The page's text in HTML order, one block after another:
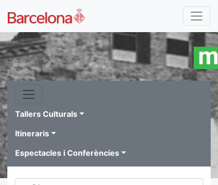
Tallers Culturals
Itineraris
Espectacles i Conferències
Dies